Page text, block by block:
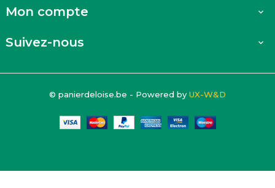
Mon compte 
Suivez-nous 
© panierdeloise.be - Powered by UX-W&D